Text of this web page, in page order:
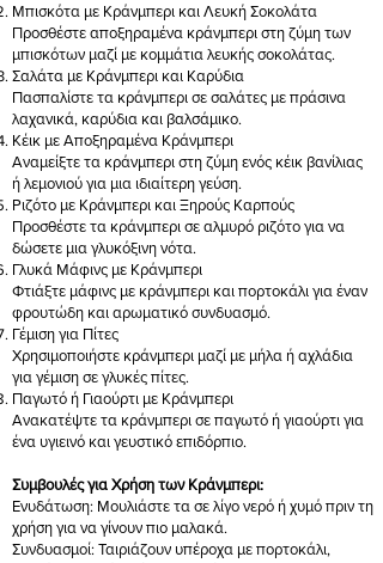
Μπισκότα με Κράνμπερι και Λευκή Σοκολάτα
Προσθέστε αποξηραμένα κράνμπερι στη ζύμη των
μπισκότων μαζί με κομμάτια λευκής σοκολάτας.
Σαλάτα με Κράνμπερι και Καρύδια
Πασπαλίστε τα κράνμπερι σε σαλάτες με πράσινα
λαχανικά, καρύδια και βαλσάμικο.
Κέικ με Αποξηραμένα Κράνμπερι
Αναμείξτε τα κράνμπερι στη ζύμη ενός κέικ βανίλιας
ή λεμονιού για μια ιδιαίτερη γεύση.
Ριζότο με Κράνμπερι και Ξηρούς Καρπούς
Προσθέστε τα κράνμπερι σε αλμυρό ριζότο για να
δώσετε μια γλυκόξινη νότα.
Γλυκά Μάφινς με Κράνμπερι
Φτιάξτε μάφινς με κράνμπερι και πορτοκάλι για έναν
φρουτώδη και αρωματικό συνδυασμό.
Γέμιση για Πίτες
Χρησιμοποιήστε κράνμπερι μαζί με μήλα ή αχλάδια
για γέμιση σε γλυκές πίτες.
Παγωτό ή Γιαούρτι με Κράνμπερι
Ανακατέψτε τα κράνμπερι σε παγωτό ή γιαούρτι για
ένα υγιεινό και γευστικό επιδόρπιο.
Συμβουλές για Χρήση των Κράνμπερι:
Ενυδάτωση: Μουλιάστε τα σε λίγο νερό ή χυμό πριν τη
χρήση για να γίνουν πιο μαλακά.
Συνδυασμοί: Ταιριάζουν υπέροχα με πορτοκάλι,